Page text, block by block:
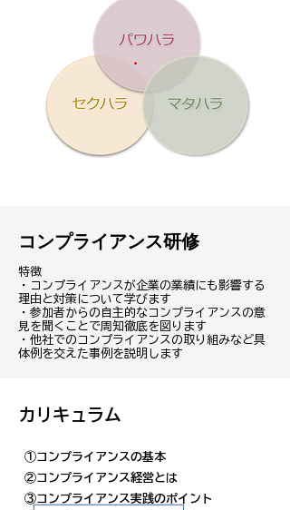
コンプライアンス研修
特徴
・コンプライアンスが企業の業績にも影響する
理由と対策について学びます
・参加者からの自主的なコンプライアンスの意
見を聞くことで周知徹底を図ります
・他社でのコンプライアンスの取り組みなど具
体例を交えた事例を説明します
​カリキュラム
①コンプライアンスの基本
②コンプライアンス経営とは
③コンプライアンス実践のポイント